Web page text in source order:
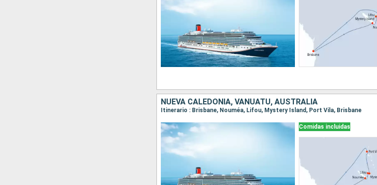
NUEVA CALEDONIA, VANUATU, AUSTRALIA
Itinerario : Brisbane, Nouméa, Lifou, Mystery Island, Port Vila, Brisbane
Comidas incluidas